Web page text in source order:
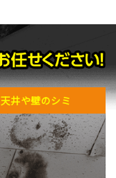
天井や壁のシミ